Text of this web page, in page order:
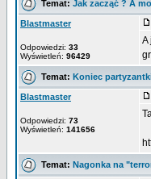
Temat: Jak zacząć ? A
Blastmaster
Odpowiedzi: 33
Wyświetleń: 96429
A
Temat: Koniec
Blastmaster
Odpowiedzi: 73
Wyświetleń: 141656
Temat: Nagonka na